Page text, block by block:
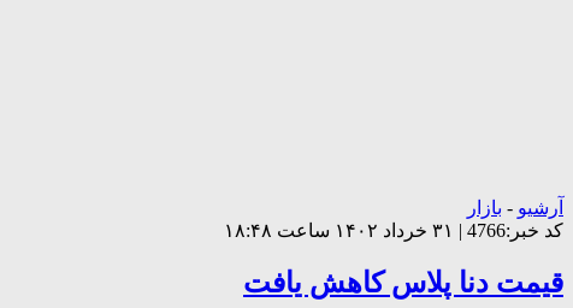
آرشیو - بازار
کد خبر:4766 | ۳۱ خرداد ۱۴۰۲ ساعت ۱۸:۴۸
قیمت دنا پلاس کاهش یافت